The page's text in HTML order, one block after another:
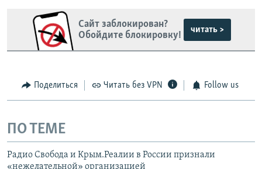
Сайт заблокирован?
Обойдите блокировку!
читать >
Поделиться Читать без VPN Follow us
ПО ТЕМЕ
Радио Свобода и Крым.Реалии в России признали
«нежелательной» организацией